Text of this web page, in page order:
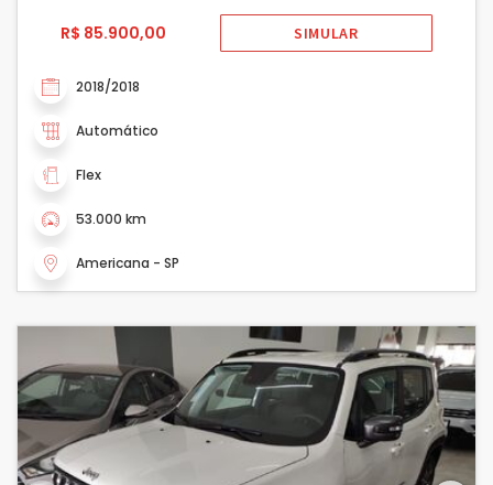
R$ 85.900,00
SIMULAR
2018/2018
Automático
Flex
53.000 km
Americana - SP